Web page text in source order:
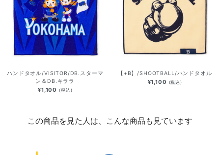
ハンドタオル/VISITOR/DB.スターマ
ン＆DB.キララ
¥1,100 (税込)
【+B】/SHOOTBALL/ハンドタオル
¥1,100 (税込)
この商品を見た人は、こんな商品も見ています